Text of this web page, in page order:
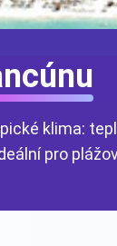
klima:
pro